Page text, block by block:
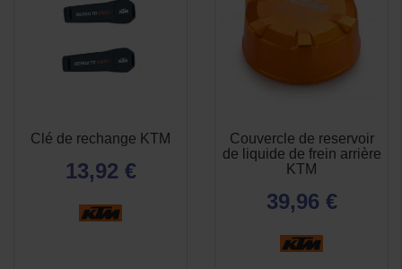
Clé de rechange KTM
13,92 €
Couvercle de reservoir
de liquide de frein arrière
KTM
39,96 €
APERÇU
RAPIDE
 APERÇU
RAPIDE